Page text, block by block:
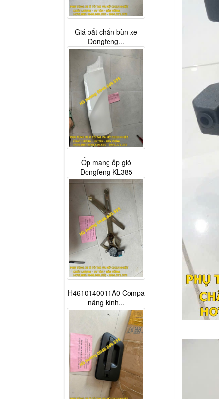
Giá bắt chắn bùn xe
Dongfeng...
Ốp mang ốp gió
Dongfeng KL385
H4610140011A0 Compa
nâng kính...